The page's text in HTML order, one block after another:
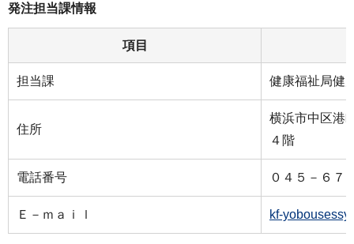
発注担当課情報
項目
担当課 健康福祉局健
住所
横浜市中区港
４階
電話番号 ０４５－６７
Ｅ－ｍａｉｌ kf-